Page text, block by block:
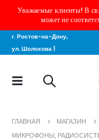
Уважаемые клиенты! В
может не
г. Ростов-на-Дону,
ул. Шолохова 1
ГЛАВНАЯ
МАГАЗИН
МИКРОФОНЫ,